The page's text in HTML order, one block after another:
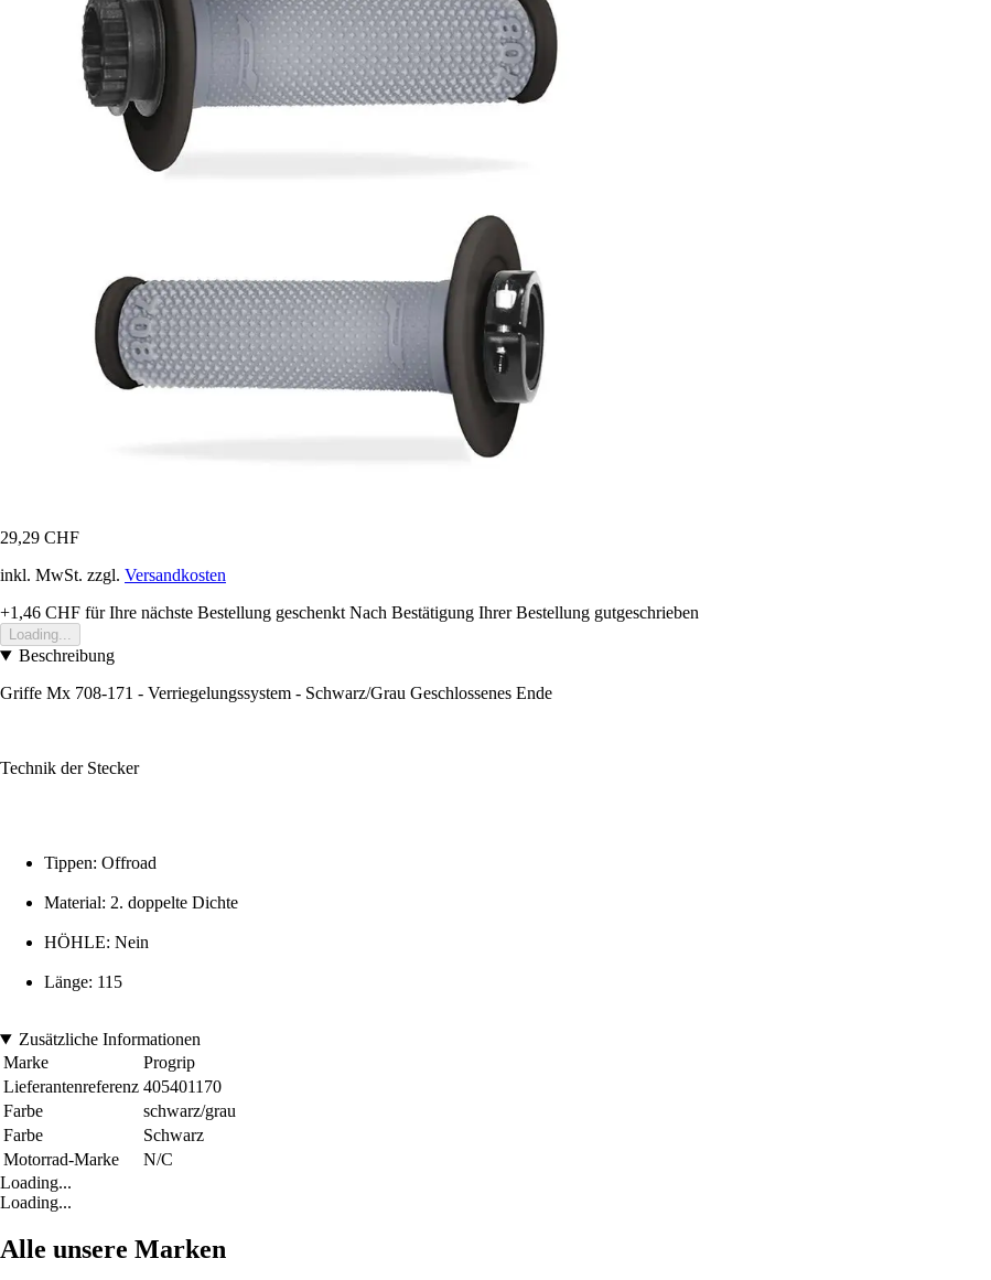
29,29 CHF
inkl. MwSt. zzgl. Versandkosten
+1,46 CHF für Ihre nächste Bestellung geschenkt Nach Bestätigung Ihrer Bestellung gutgeschrieben
Loading...
Beschreibung
Griffe Mx 708-171 - Verriegelungssystem - Schwarz/Grau Geschlossenes Ende
Technik der Stecker
Tippen: Offroad
Material: 2. doppelte Dichte
HÖHLE: Nein
Länge: 115
Zusätzliche Informationen
Marke
Progrip
Lieferantenreferenz 405401170
Farbe
schwarz/grau
Farbe
Schwarz
Motorrad-Marke
N/C
Loading...
Loading...
Alle unsere Marken